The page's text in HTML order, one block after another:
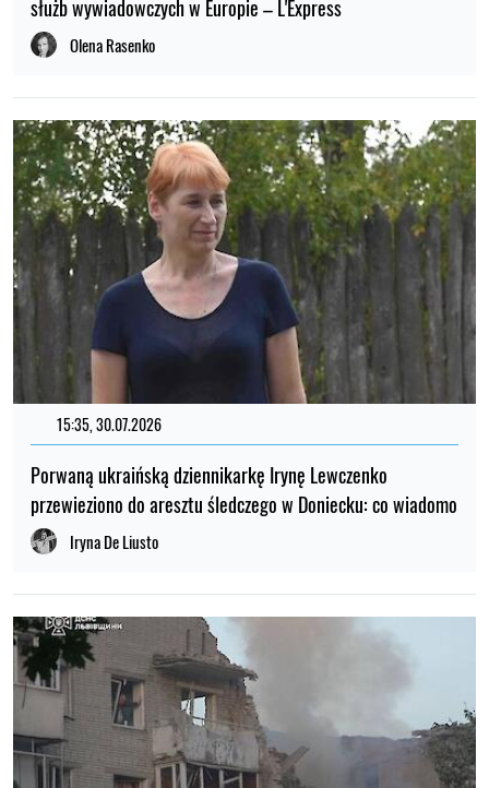
służb wywiadowczych w Europie – L'Express
Olena Rasenko
15:35, 30.07.2026
Porwaną ukraińską dziennikarkę Irynę Lewczenko
przewieziono do aresztu śledczego w Doniecku: co wiadomo
Iryna De Liusto